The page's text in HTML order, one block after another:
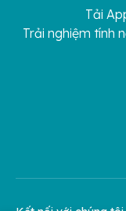
Tải
Trải nghiệm tính